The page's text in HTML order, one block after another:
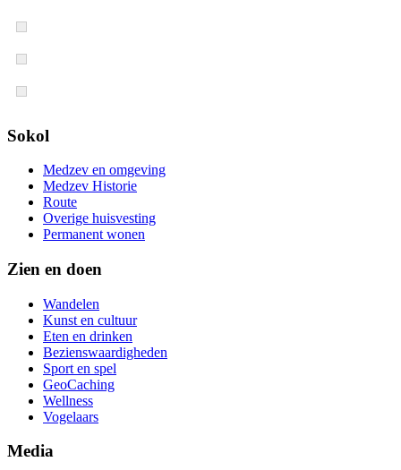
Sokol
Medzev en omgeving
Medzev Historie
Route
Overige huisvesting
Permanent wonen
Zien en doen
Wandelen
Kunst en cultuur
Eten en drinken
Bezienswaardigheden
Sport en spel
GeoCaching
Wellness
Vogelaars
Media